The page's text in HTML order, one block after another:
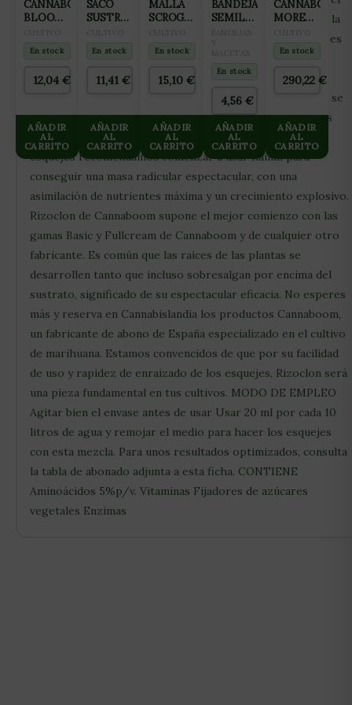
sustrato, garantizando un rápido crecimiento de la raíz a la
vez que forma una estructura fuerte al esqueje. Rizoclón es
sumergir los jiffis o tacos de lana de roca en esta mezcla
antes de introducir los esquejes. Los mejores resultados se
obtienen si a continuación se pulverizan sus tallos y hojas
cada 2 o 3 días con Kejestrón. Una vez enraizados los
esquejes recomendamos comenzar a usar Raimil para
conseguir una masa radicular espectacular, con una
asimilación de nutrientes máxima y un crecimiento explosivo.
Rizoclon de Cannaboom supone el mejor comienzo con las
gamas Basic y Fullcream de Cannaboom y de cualquier otro
fabricante. Es común que las raíces de las plantas se
desarrollen tanto que incluso sobresalgan por encima del
sustrato, significado de su espectacular eficacia. No esperes
más y reserva en Cannabislandia los productos Cannaboom,
un fabricante de abono de España especializado en el cultivo
de marihuana. Estamos convencidos de que por su facilidad
de uso y rapidez de enraizado de los esquejes, Rizoclon será
una pieza fundamental en tus cultivos. MODO DE EMPLEO
Agitar bien el envase antes de usar Usar 20 ml por cada 10
litros de agua y remojar el medio para hacer los esquejes
con esta mezcla. Para unos resultados optimizados, consulta
la tabla de abonado adjunta a esta ficha. CONTIENE
Aminoácidos 5%p/v. Vitaminas Fijadores de azúcares
vegetales Enzimas
CANNABOOM
BLOOM
100ML
En stock
12,04 €
AÑADIR
AL
CARRITO
SACO
SUSTRATO
MIX 50L
BIOBIZZ
En stock
11,41 €
AÑADIR
AL
CARRITO
MALLA
SCROG
15X15CM
(2X25M)
En stock
15,10 €
AÑADIR
AL
CARRITO
BANDEJA
SEMILLERO
GERMINACIÓN
ALVEOLOS
En stock
4,56 €
AÑADIR
AL
CARRITO
CANNABOOM
MORE
5L
En stock
290,22 €
AÑADIR
AL
CARRITO